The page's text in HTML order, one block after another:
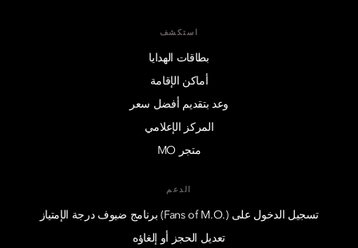
استكشف
بطاقات الهدايا
أماكن الإقامة
وعد بتقديم أفضل سعر
المركز الإعلامي
متجر MO
الدعم
تسجيل الدخول على (.Fans of M.O) برنامج ضيوف درجة الإمتياز
تعديل الحجز أو إلغاؤه